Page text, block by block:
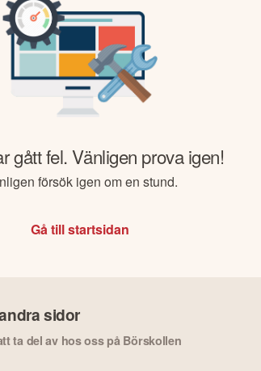
gått fel. Vänligen prova igen!
försök igen om en stund.
Gå till startsidan
sidor
ta del av hos oss på Börskollen